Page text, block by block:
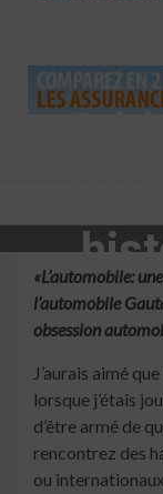
«L’automobile:
l’automobile
obsession
J’aurais aimé
lorsque j’étais
d’être armé de
rencontrez des
ou